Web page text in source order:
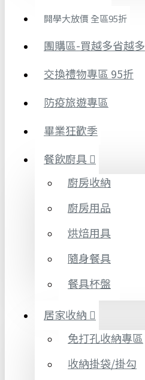
開學大放價 全區95折
團購區-買越多省越多
交換禮物專區 95折
防疫旅遊專區
畢業狂歡季
餐飲廚具
廚房收納
廚房用品
烘焙用具
隨身餐具
餐具杯盤
居家收納
免打孔收納專區
收納掛袋/掛勾